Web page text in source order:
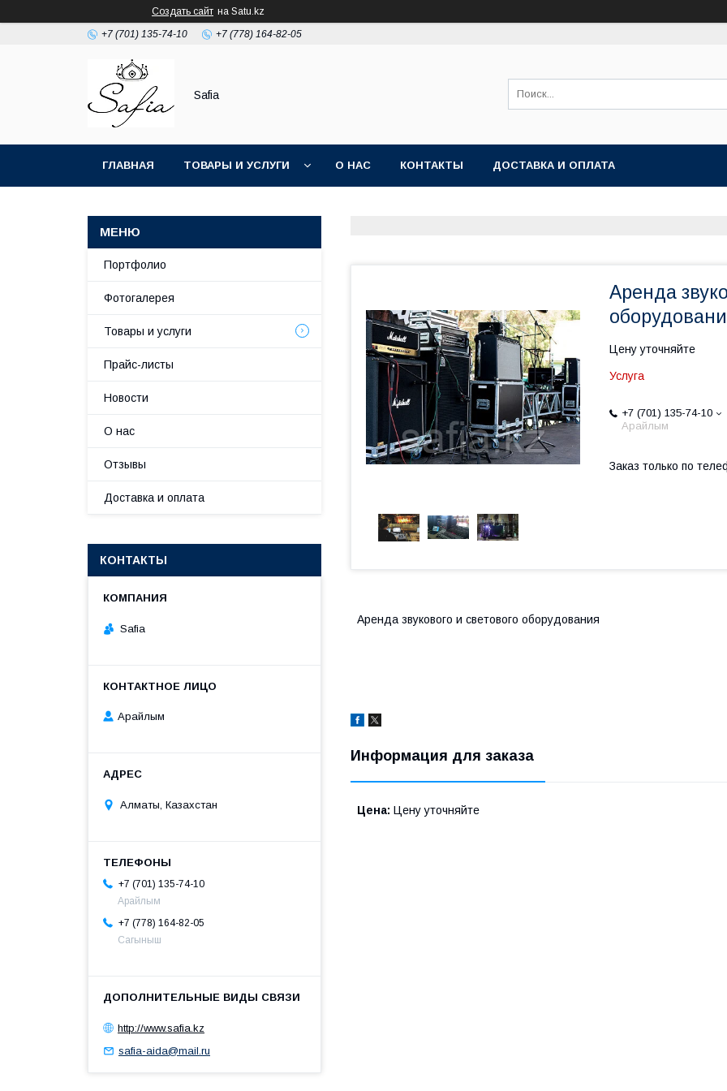
Создать сайт на Satu.kz
+7 (701) 135-74-10 +7 (778) 164-82-05
Safia
ГЛАВНАЯ ТОВАРЫ И УСЛУГИ О НАС КОНТАКТЫ ДОСТАВКА И ОПЛАТА
Аренда
Цену уточняйте
Услуга
+7 (701) 135-74-10
Арайлым
Заказ только по
Аренда звукового и светового оборудования
Информация для заказа
Цена: Цену уточняйте
Портфолио
Фотогалерея
Товары и услуги
Прайс-листы
Новости
О нас
Отзывы
Доставка и оплата
КОНТАКТЫ
Safia
Арайлым
Алматы, Казахстан
+7 (701) 135-74-10
Арайлым
+7 (778) 164-82-05
Сагыныш
http://www.safia.kz
safia-aida@mail.ru